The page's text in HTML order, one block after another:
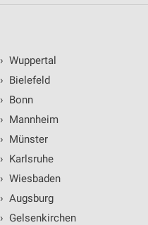
› Wuppertal
› Bielefeld
› Bonn
› Mannheim
› Münster
› Karlsruhe
› Wiesbaden
› Augsburg
› Gelsenkirchen